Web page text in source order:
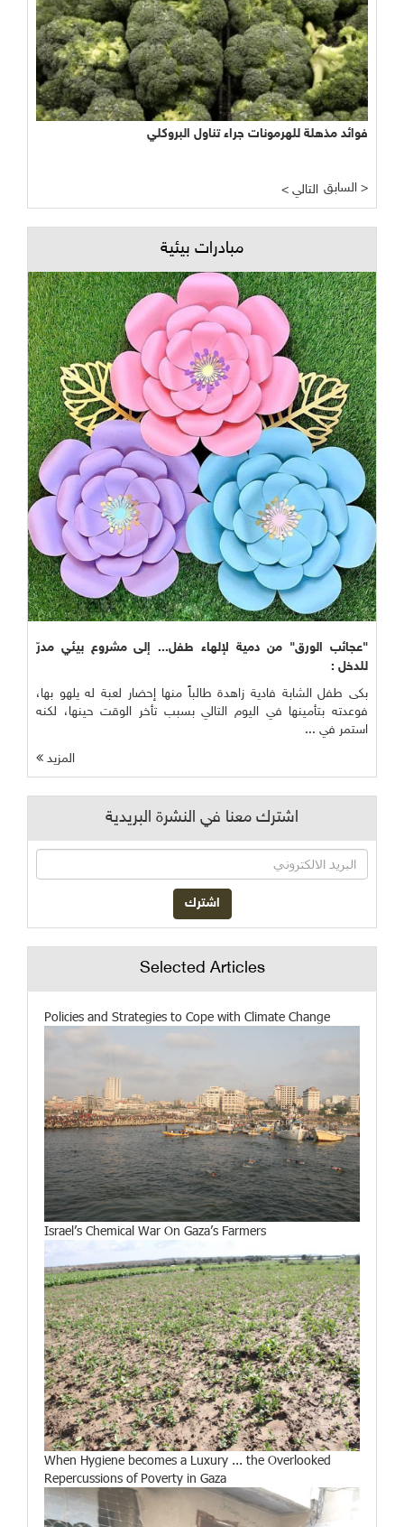
فوائد مذهلة للهرمونات جراء تناول البروكلي
< التالي السابق >
مبادرات بيئية
"عجائب الورق" من دمية لإلهاء طفل... إلى مشروع بيئي مدرّ
للدخل :
بكى طفل الشابة فادية زاهدة طالباً منها إحضار لعبة له يلهو بها،
فوعدته بتأمينها في اليوم التالي بسبب تأخر الوقت حينها، لكنه
استمر في ...
المزيد
اشترك معنا في النشرة البريدية
Selected Articles
Policies and Strategies to Cope with Climate Change
Israel’s Chemical War On Gaza’s Farmers
When Hygiene becomes a Luxury ... the Overlooked
Repercussions of Poverty in Gaza